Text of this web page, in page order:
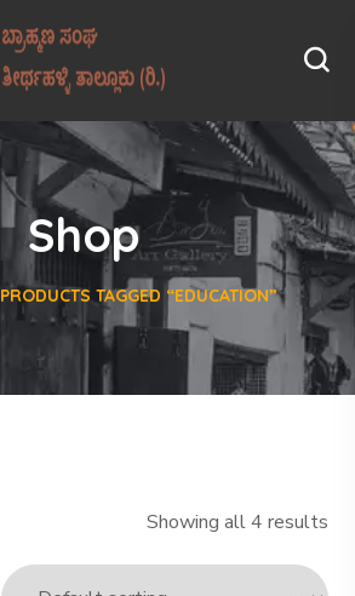
Shop
PRODUCTS TAGGED “EDUCATION”
Showing all 4 results